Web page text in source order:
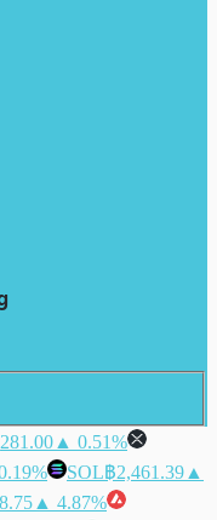
▲ 0.51%
SOL฿2,461.39 ▲
▲ 4.87%